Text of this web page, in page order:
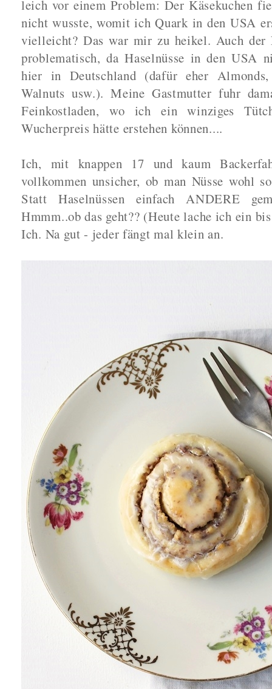
leich vor einem Problem: Der Käsekuchen
nicht wusste, womit ich Quark in den USA
vielleicht? Das war mir zu heikel. Auch der
problematisch, da Haselnüsse in den USA
hier in Deutschland (dafür eher Almonds,
Walnuts usw.). Meine Gastmutter fuhr
Feinkostladen, wo ich ein winziges
Wucherpreis hätte erstehen können....
Ich, mit knappen 17 und kaum
vollkommen unsicher, ob man Nüsse wohl
Statt Haselnüssen einfach ANDERE
Hmmm..ob das geht?? (Heute lache ich ein
Ich. Na gut - jeder fängt mal klein an.